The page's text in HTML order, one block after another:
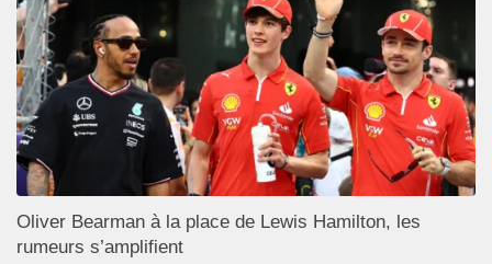
Oliver Bearman à la place de Lewis Hamilton, les
rumeurs s’amplifient